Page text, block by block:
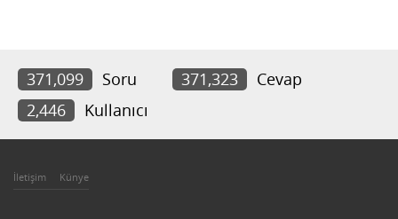
371,099 Soru 371,323
Cevap
2,446
Kullanıcı
İletişim Künye